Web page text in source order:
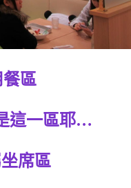
區
這一區耶…
席區